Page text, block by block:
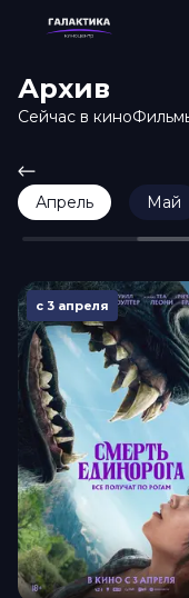
Архив
Сейчас в кино
Апрель Май
с 3 апреля